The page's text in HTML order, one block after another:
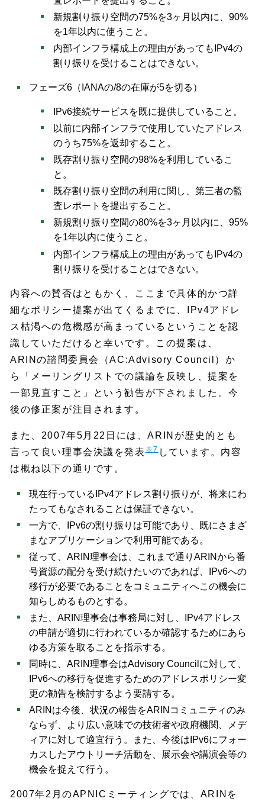
新規割り振り空間の75%を3ヶ月以内に、90%
を1年以内に使うこと。
内部インフラ構成上の理由があってもIPv4の
割り振りを受けることはできない。
フェーズ6（IANAの/8の在庫が5を切る）
IPv6接続サービスを既に提供していること。
以前に内部インフラで使用していたアドレス
のうち75%を返却すること。
既存割り振り空間の98%を利用しているこ
と。
既存割り振り空間の利用に関し、第三者の監
査レポートを提出すること。
新規割り振り空間の80%を3ヶ月以内に、95%
を1年以内に使うこと。
内部インフラ構成上の理由があってもIPv4の
割り振りを受けることはできない。
内容への賛否はともかく、ここまで具体的かつ詳
細なポリシー提案が出てくるまでに、IPv4アドレ
ス枯渇への危機感が高まっているということを認
識していただけると幸いです。この提案は、
ARINの諮問委員会（AC:Advisory Council）か
ら「メーリングリストでの議論を反映し、提案を
一部見直すこと」という勧告が下されました。今
後の修正案が注目されます。
また、2007年5月22日には、ARINが歴史的とも
言って良い理事会決議を発表※7 しています。内容
は概ね以下の通りです。
現在行っているIPv4アドレス割り振りが、将来にわ
たってもなされることは保証できない。
一方で、IPv6の割り振りは可能であり、既にさまざ
まなアプリケーションで利用可能である。
従って、ARIN理事会は、これまで通りARINから番
号資源の配分を受け続けたいのであれば、IPv6への
移行が必要であることをコミュニティへこの機会に
知らしめるものとする。
また、ARIN理事会は事務局に対し、IPv4アドレス
の申請が適切に行われているか確認するためにあら
ゆる方策を取ることを指示する。
同時に、ARIN理事会はAdvisory Councilに対して、
IPv6への移行を促進するためのアドレスポリシー変
更の勧告を検討するよう要請する。
ARINは今後、状況の報告をARINコミュニティのみ
ならず、より広い意味での技術者や政府機関、メデ
ィアに対して適宜行う。また、今後はIPv6にフォー
カスしたアウトリーチ活動を、展示会や講演会等の
機会を捉えて行う。
2007年2月のAPNICミーティングでは、ARINを